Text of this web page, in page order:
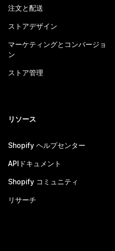
注文と配送
ストアデザイン
マーケティングとコンバージョ
ン
ストア管理
リソース
Shopify ヘルプセンター
APIドキュメント
Shopify コミュニティ
リサーチ